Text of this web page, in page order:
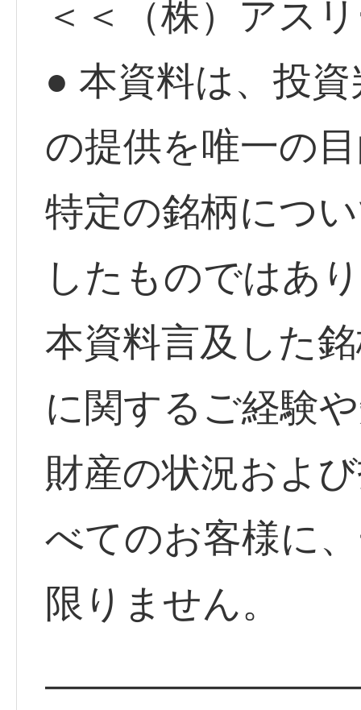
＜＜（株）アス
● 本資料は、投
の提供を唯一の
特定の銘柄につ
したものではあ
本資料言及した
に関するご経験
財産の状況およ
べてのお客様に
限りません。